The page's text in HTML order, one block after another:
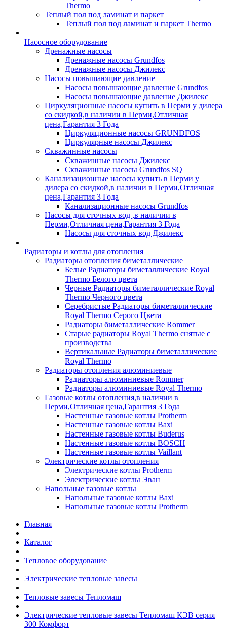
Thermo
Теплый пол под ламинат и паркет
Теплый пол под ламинат и паркет Thermo
Насосное оборудование
Дренажные насосы
Дренажные насосы Grundfos
Дренажные насосы Джилекс
Насосы повышающие давление
Насосы повышающие давление Grundfos
Насосы повышающие давление Джилекс
Циркуляционные насосы купить в Перми у дилера
со скидкой,в наличии в Перми,Отличная
цена,Гарантия 3 Года
Циркуляционные насосы GRUNDFOS
Циркулярные насосы Джилекс
Скважинные насосы
Скважинные насосы Джилекс
Скважинные насосы Grundfos SQ
Канализационные насосы купить в Перми у
дилера со скидкой,в наличии в Перми,Отличная
цена,Гарантия 3 Года
Канализационные насосы Grundfos
Насосы для сточных вод ,в наличии в
Перми,Отличная цена,Гарантия 3 Года
Насосы для сточных вод Джилекс
Радиаторы и котлы для отопления
Радиаторы отопления биметаллические
Белые Радиаторы биметаллические Royal
Thermo Белого цвета
Черные Радиаторы биметаллические Royal
Thermo Черного цвета
Серебристые Радиаторы биметаллические
Royal Thermo Серого Цвета
Радиаторы биметаллические Rommer
Старые радиаторы Royal Thermo снятые с
производства
Вертикальные Радиаторы биметаллические
Royal Thermo
Радиаторы отопления алюминиевые
Радиаторы алюминиевые Rommer
Радиаторы алюминиевые Royal Thermo
Газовые котлы отопления,в наличии в
Перми,Отличная цена,Гарантия 3 Года
Настенные газовые котлы Protherm
Настенные газовые котлы Baxi
Настенные газовые котлы Buderus
Настенные газовые котлы BOSCH
Настенные газовые котлы Vaillant
Электрические котлы отопления
Электрические котлы Protherm
Электрические котлы Эван
Напольные газовые котлы
Напольные газовые котлы Baxi
Напольные газовые котлы Protherm
Главная
Каталог
Тепловое оборудование
Электрические тепловые завесы
Тепловые завесы Тепломаш
Электрические тепловые завесы Тепломаш КЭВ серия
300 Комфорт